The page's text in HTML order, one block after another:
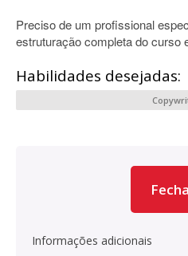
Preciso de um profissional
estruturação completa do curso
Habilidades desejadas:
Informações adicionais